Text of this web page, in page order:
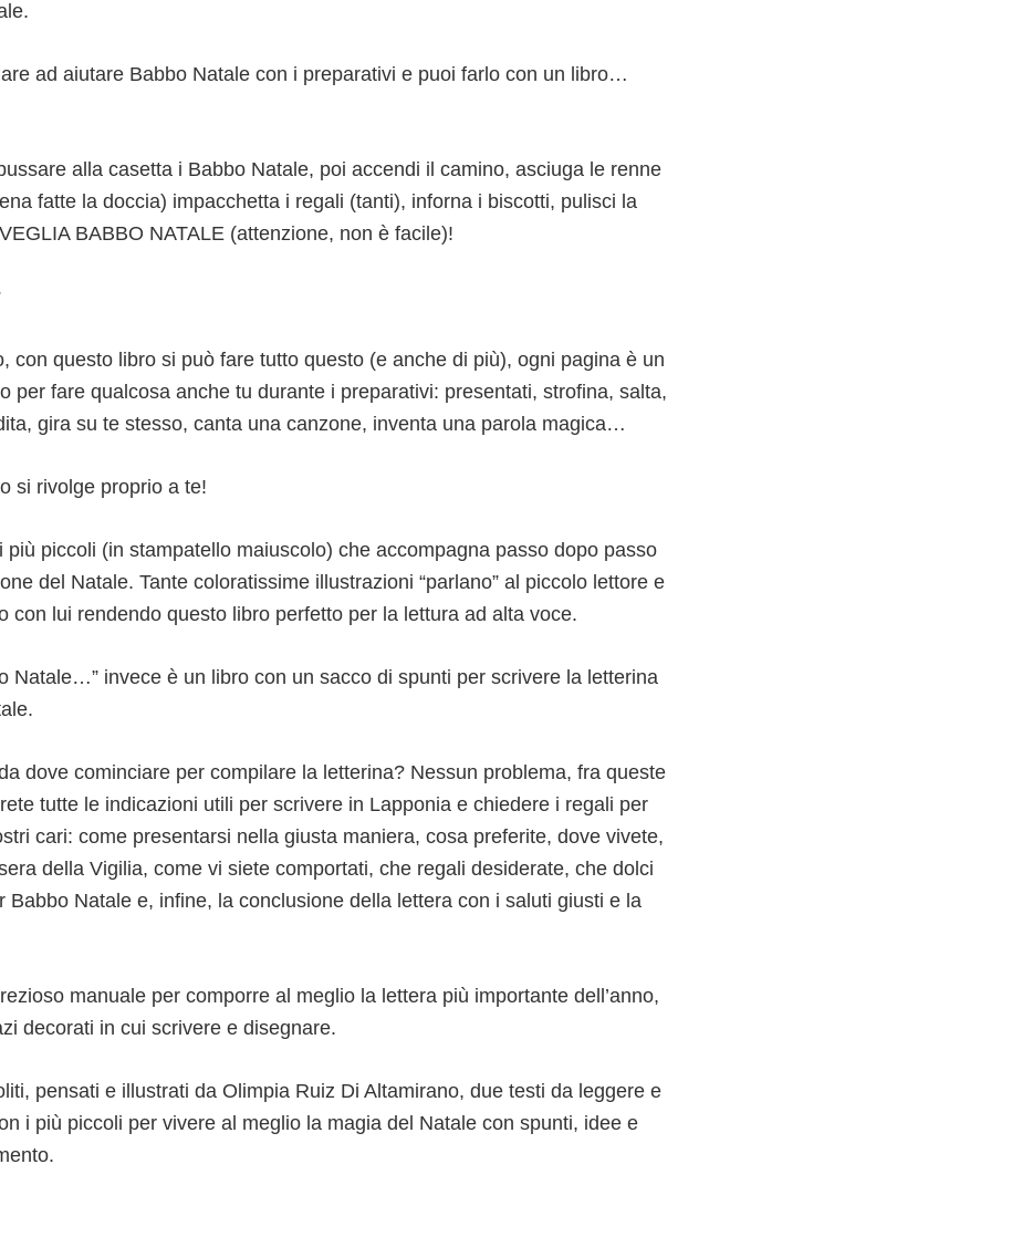
ad aiutare Babbo Natale con i preparativi e puoi farlo con un libro…
alla casetta i Babbo Natale, poi accendi il camino, asciuga le renne
fatte la doccia) impacchetta i regali (tanti), inforna i biscotti, pulisci la
BABBO NATALE (attenzione, non è facile)!
con questo libro si può fare tutto questo (e anche di più), ogni pagina è un
per fare qualcosa anche tu durante i preparativi: presentati, strofina, salta,
gira su te stesso, canta una canzone, inventa una parola magica…
si rivolge proprio a te!
più piccoli (in stampatello maiuscolo) che accompagna passo dopo passo
del Natale. Tante coloratissime illustrazioni “parlano” al piccolo lettore e
con lui rendendo questo libro perfetto per la lettura ad alta voce.
Natale…” invece è un libro con un sacco di spunti per scrivere la letterina
dove cominciare per compilare la letterina? Nessun problema, fra queste
tutte le indicazioni utili per scrivere in Lapponia e chiedere i regali per
cari: come presentarsi nella giusta maniera, cosa preferite, dove vivete,
della Vigilia, come vi siete comportati, che regali desiderate, che dolci
Babbo Natale e, infine, la conclusione della lettera con i saluti giusti e la
manuale per comporre al meglio la lettera più importante dell’anno,
decorati in cui scrivere e disegnare.
pensati e illustrati da Olimpia Ruiz Di Altamirano, due testi da leggere e
i più piccoli per vivere al meglio la magia del Natale con spunti, idee e